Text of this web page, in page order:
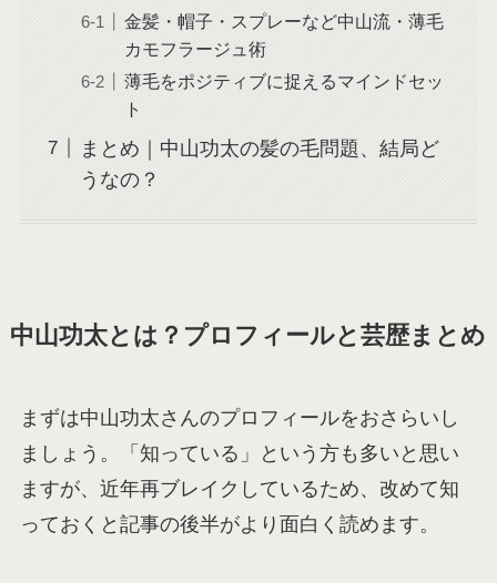
金髪・帽子・スプレーなど中山流・薄毛
カモフラージュ術
薄毛をポジティブに捉えるマインドセッ
ト
まとめ｜中山功太の髪の毛問題、結局ど
うなの？
中山功太とは？プロフィールと芸歴まとめ
まずは中山功太さんのプロフィールをおさらいし
ましょう。「知っている」という方も多いと思い
ますが、近年再ブレイクしているため、改めて知
っておくと記事の後半がより面白く読めます。